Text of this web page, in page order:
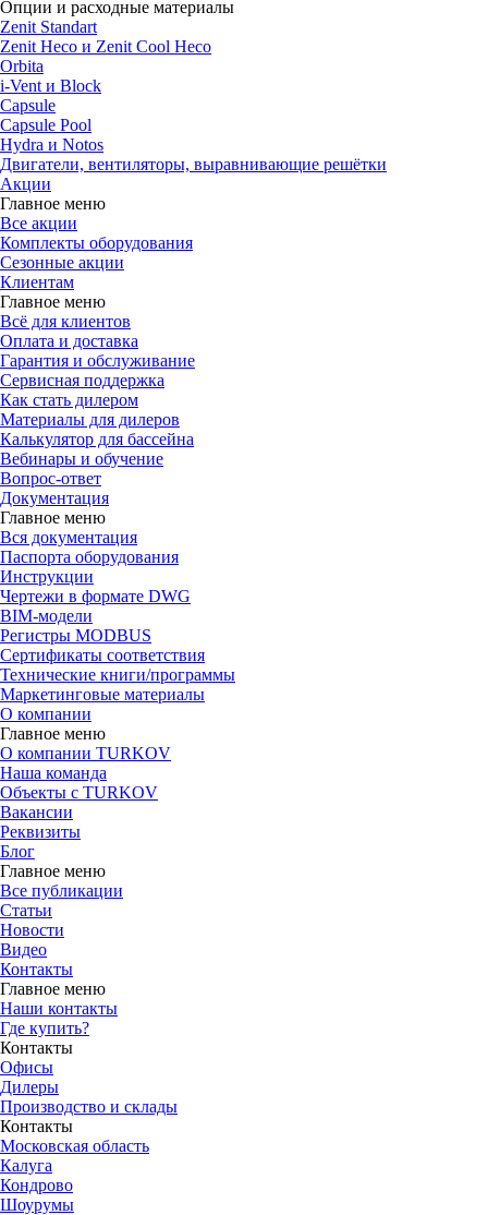
Опции и расходные материалы
Zenit Standart
Zenit Heco и Zenit Cool Heco
Orbita
i-Vent и Block
Capsule
Capsule Pool
Hydra и Notos
Двигатели, вентиляторы, выравнивающие решётки
Акции
Главное меню
Все акции
Комплекты оборудования
Сезонные акции
Клиентам
Главное меню
Всё для клиентов
Оплата и доставка
Гарантия и обслуживание
Сервисная поддержка
Как стать дилером
Материалы для дилеров
Калькулятор для бассейна
Вебинары и обучение
Вопрос-ответ
Документация
Главное меню
Вся документация
Паспорта оборудования
Инструкции
Чертежи в формате DWG
BIM-модели
Регистры MODBUS
Сертификаты соответствия
Технические книги/программы
Маркетинговые материалы
О компании
Главное меню
О компании TURKOV
Наша команда
Объекты с TURKOV
Вакансии
Реквизиты
Блог
Главное меню
Все публикации
Статьи
Новости
Видео
Контакты
Главное меню
Наши контакты
Где купить?
Контакты
Офисы
Дилеры
Производство и склады
Контакты
Московская область
Калуга
Кондрово
Шоурумы